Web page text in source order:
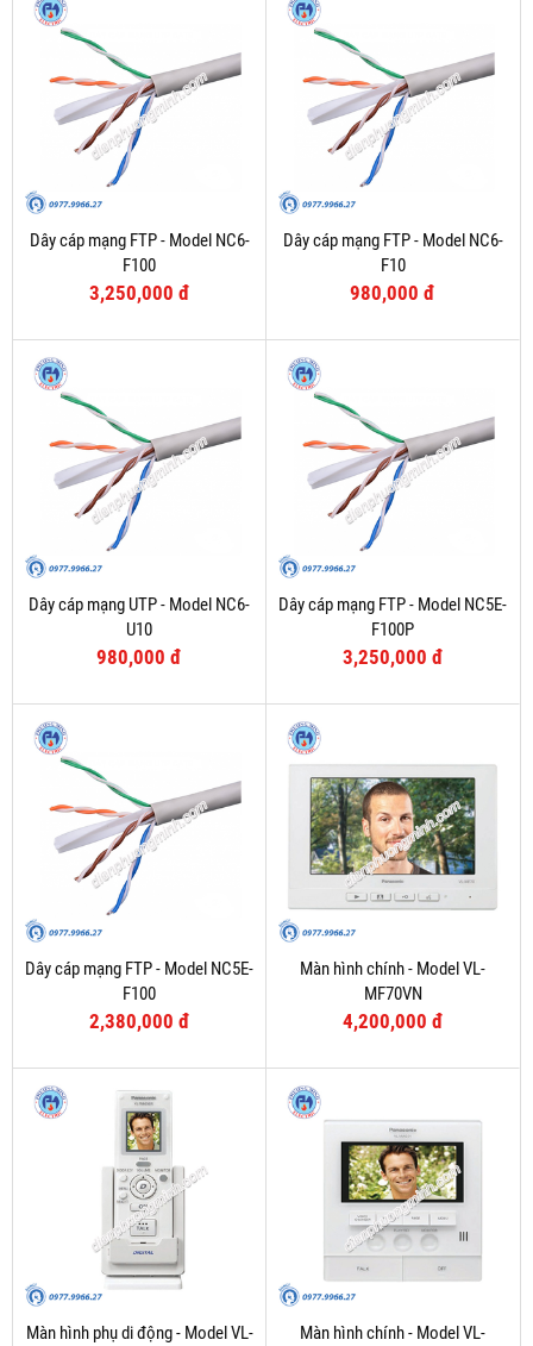
Dây cáp mạng FTP - Model NC6-
F100
3,250,000 đ
Dây cáp mạng FTP - Model NC6-
F10
980,000 đ
Dây cáp mạng UTP - Model NC6-
U10
980,000 đ
Dây cáp mạng FTP - Model NC5E-
F100P
3,250,000 đ
Dây cáp mạng FTP - Model NC5E-
F100
2,380,000 đ
Màn hình chính - Model VL-
MF70VN
4,200,000 đ
Màn hình phụ di động - Model VL-
Màn hình chính - Model VL-